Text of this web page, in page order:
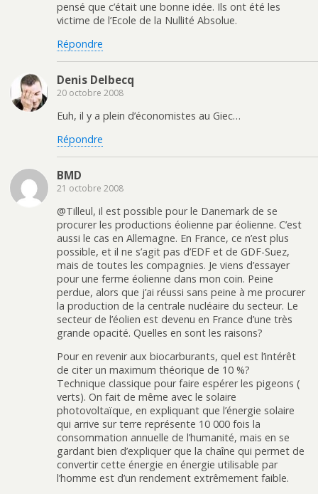
pensé que c’était une bonne idée. Ils ont été les
victime de l’Ecole de la Nullité Absolue.
Répondre
Denis Delbecq
20 octobre 2008
Euh, il y a plein d’économistes au Giec…
Répondre
BMD
21 octobre 2008
@Tilleul, il est possible pour le Danemark de se
procurer les productions éolienne par éolienne. C’est
aussi le cas en Allemagne. En France, ce n’est plus
possible, et il ne s’agit pas d’EDF et de GDF-Suez,
mais de toutes les compagnies. Je viens d’essayer
pour une ferme éolienne dans mon coin. Peine
perdue, alors que j’ai réussi sans peine à me procurer
la production de la centrale nucléaire du secteur. Le
secteur de l’éolien est devenu en France d’une très
grande opacité. Quelles en sont les raisons?
Pour en revenir aux biocarburants, quel est l’intérêt
de citer un maximum théorique de 10 %?
Technique classique pour faire espérer les pigeons (
verts). On fait de même avec le solaire
photovoltaïque, en expliquant que l’énergie solaire
qui arrive sur terre représente 10 000 fois la
consommation annuelle de l’humanité, mais en se
gardant bien d’expliquer que la chaîne qui permet de
convertir cette énergie en énergie utilisable par
l’homme est d’un rendement extrêmement faible.